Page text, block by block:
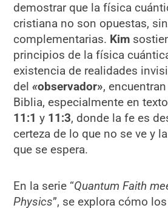
demostrar que la física
cristiana no son opuestas,
complementarias. Kim
principios de la física
existencia de realidades
del«observador»,
Biblia, especialmente en
11:1 y 11:3, donde la fe es
certeza de lo que no se ve y
que se espera.
En la serie “Quantum Faith
Physics”, se explora cómo